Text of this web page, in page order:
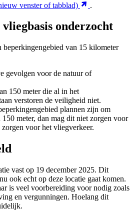
venster of tabblad)
.
onderzocht
van 15 kilometer
gevolgen voor de natuur of
150 meter die al in het
verstoren de veiligheid niet.
plannen zijn om
meter, dan mag dit niet zorgen voor
voor het vliegverkeer.
vast op 19 december 2025. Dit
ook echt op deze locatie gaat komen.
is veel voorbereiding voor nodig zoals
en vergunningen. Hoelang dit